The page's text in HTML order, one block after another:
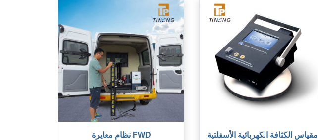
نظام معايرة FWD
مقياس الكثافة الكهربائية الأسفلتية